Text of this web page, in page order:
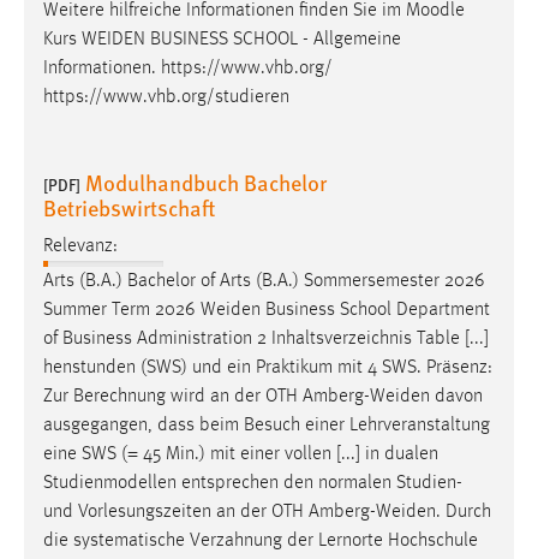
Weitere hilfreiche Informationen finden Sie im Moodle
Kurs WEIDEN BUSINESS SCHOOL - Allgemeine
Informationen. https://www.vhb.org/
https://www.vhb.org/studieren
[PDF] Modulhandbuch Bachelor
Betriebswirtschaft
Relevanz:
Arts (B.A.) Bachelor of Arts (B.A.) Sommersemester 2026
Summer Term 2026 Weiden Business School Department
of Business Administration 2 Inhaltsverzeichnis Table [...]
henstunden (SWS) und ein Praktikum mit 4 SWS. Präsenz:
Zur Berechnung wird an der OTH Amberg-Weiden davon
ausgegangen, dass beim Besuch einer Lehrveranstaltung
eine SWS (= 45 Min.) mit einer vollen [...] in dualen
Studienmodellen entsprechen den normalen Studien-
und Vorlesungszeiten an der OTH Amberg-Weiden. Durch
die systematische Verzahnung der Lernorte Hochschule